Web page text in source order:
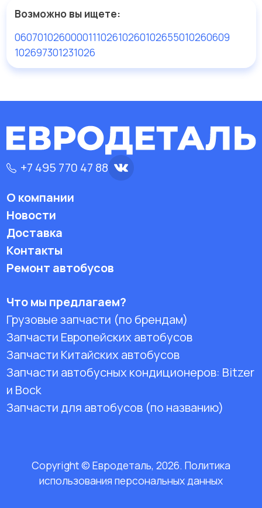
Возможно вы ищете:
060701026000011102610260102655010260609
102697301231026
+7 495 770 47 88
О компании
Новости
Доставка
Контакты
Ремонт автобусов
Что мы предлагаем?
Грузовые запчасти (по брендам)
Запчасти Европейских автобусов
Запчасти Китайских автобусов
Запчасти автобусных кондиционеров: Bitzer
и Bock
Запчасти для автобусов (по названию)
Copyright © Евродеталь, 2026. Политика
использования персональных данных